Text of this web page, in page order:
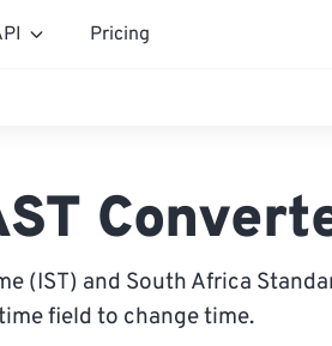
Pricing
(IST) and South Africa
field to change time.